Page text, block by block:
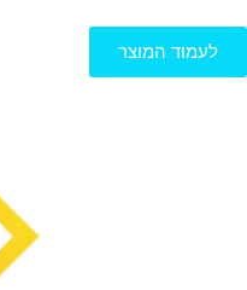
לעמוד המוצר